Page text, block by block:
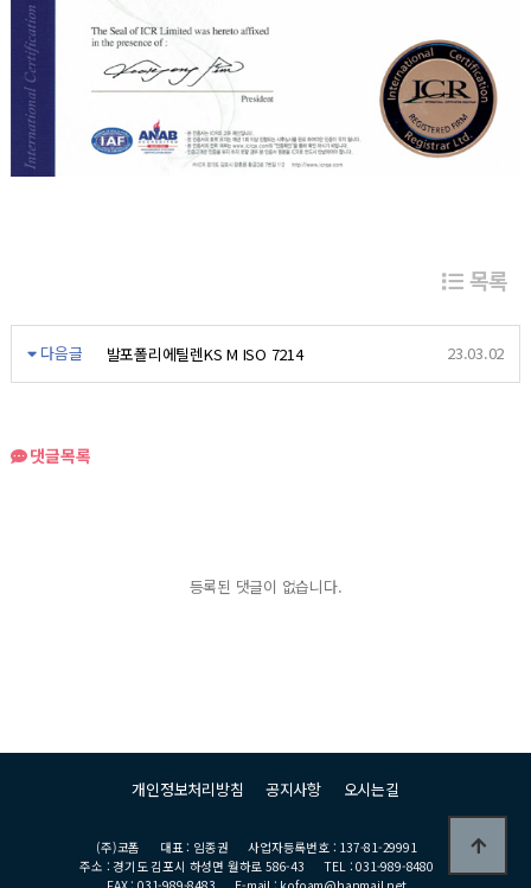
목록
다음글 발포폴리에틸렌KS M ISO 7214 23.03.02
댓글목록
등록된 댓글이 없습니다.
개인정보처리방침 공지사항 오시는길
(주)코폼 대표 : 임종권
사업자등록번호 : 137-81-29991
주소 : 경기도 김포시 하성면 월하로 586-43
TEL : 031-989-8480